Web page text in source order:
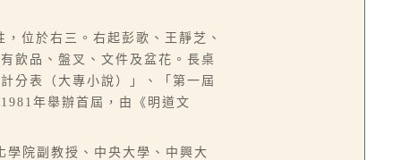
位於右三。右起彭歌、王靜芝、
飲品、盤叉、文件及盆花。長桌
分表（大專小說）」、「第一屆
年舉辦首屆，由《明道文
院副教授、中央大學、中興大